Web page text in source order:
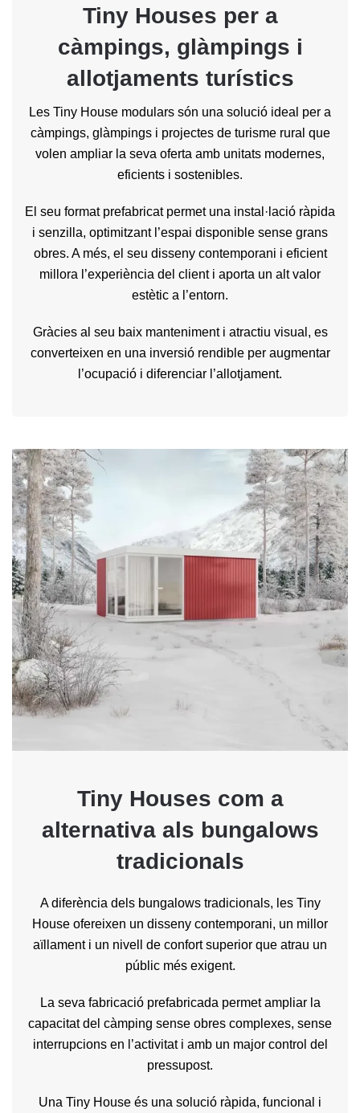
Tiny Houses per a
càmpings, glàmpings i
allotjaments turístics
Les Tiny House modulars són una solució ideal per a
càmpings, glàmpings i projectes de turisme rural que
volen ampliar la seva oferta amb unitats modernes,
eficients i sostenibles.
El seu format prefabricat permet una instal·lació ràpida
i senzilla, optimitzant l’espai disponible sense grans
obres. A més, el seu disseny contemporani i eficient
millora l’experiència del client i aporta un alt valor
estètic a l’entorn.
Gràcies al seu baix manteniment i atractiu visual, es
converteixen en una inversió rendible per augmentar
l’ocupació i diferenciar l’allotjament.
Tiny Houses com a
alternativa als bungalows
tradicionals
A diferència dels bungalows tradicionals, les Tiny
House ofereixen un disseny contemporani, un millor
aïllament i un nivell de confort superior que atrau un
públic més exigent.
La seva fabricació prefabricada permet ampliar la
capacitat del càmping sense obres complexes, sense
interrupcions en l’activitat i amb un major control del
pressupost.
Una Tiny House és una solució ràpida, funcional i